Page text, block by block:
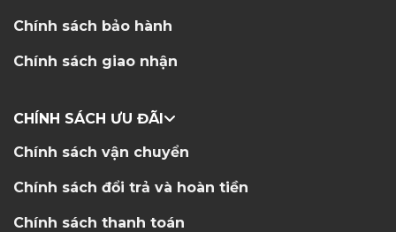
Chính sách bảo hành
Chính sách giao nhận
CHÍNH SÁCH ƯU ĐÃI
Chính sách vận chuyển
Chính sách đổi trả và hoàn tiền
Chính sách thanh toán